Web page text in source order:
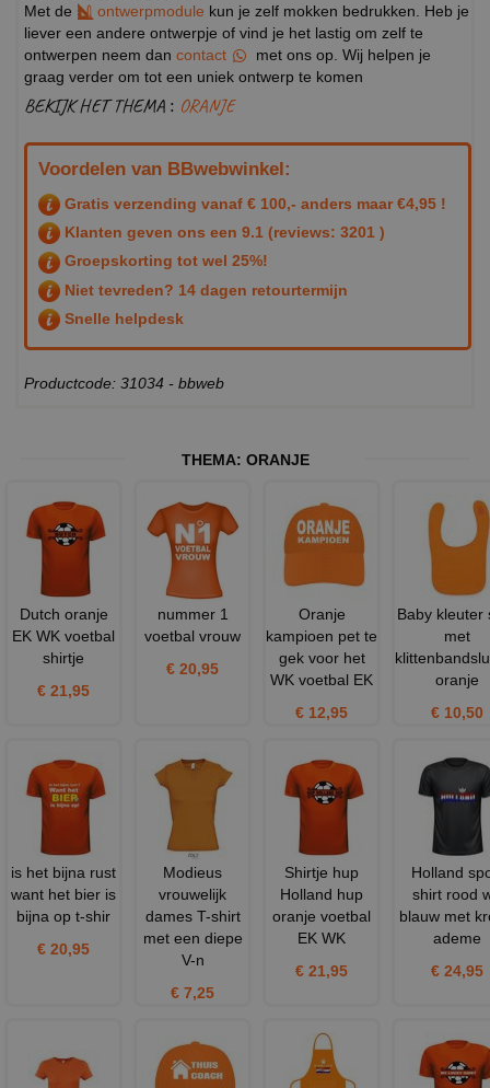
Met de
ontwerpmodule kun je zelf mokken bedrukken. Heb je
liever een andere ontwerpje of vind je het lastig om zelf te
ontwerpen neem dan contact
met ons op. Wij helpen je
graag verder om tot een uniek ontwerp te komen
BEKIJK HET THEMA : ORANJE
Voordelen van BBwebwinkel:
Gratis verzending vanaf € 100,- anders maar €4,95 !
Klanten geven ons een 9.1 (reviews: 3201 )
Groepskorting tot wel 25%!
Niet tevreden? 14 dagen retourtermijn
Snelle helpdesk
Productcode: 31034 - bbweb
THEMA: ORANJE
Dutch oranje
EK WK voetbal
shirtje
€ 21,95
nummer 1
voetbal vrouw
€ 20,95
Oranje
kampioen pet te
gek voor het
WK voetbal EK
€ 12,95
Baby kleuter
met
oranje
€ 10,50
is het bijna rust
want het bier is
bijna op t-shir
€ 20,95
Modieus
vrouwelijk
dames T-shirt
met een diepe
V-n
€ 7,25
Shirtje hup
Holland hup
oranje voetbal
EK WK
€ 21,95
Holland
shirt rood
blauw met
ademe
€ 24,95